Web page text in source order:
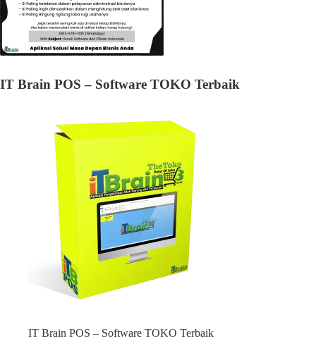
IT Brain POS – Software TOKO Terbaik
IT Brain POS – Software TOKO Terbaik